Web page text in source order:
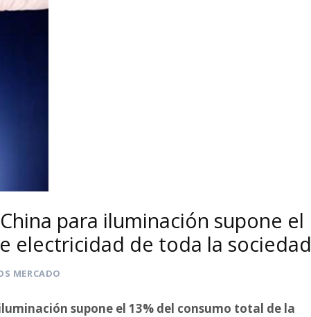
para iluminación supone el
electricidad de toda la sociedad
MERCADO
supone el 13% del consumo total de la